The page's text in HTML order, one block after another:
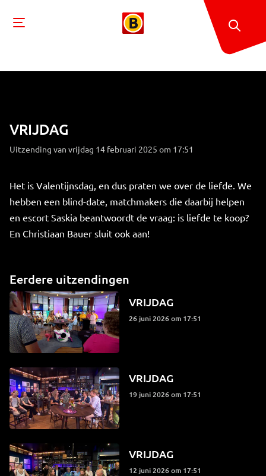
VRIJDAG
Uitzending van vrijdag 14 februari 2025 om 17:51
Het is Valentijnsdag, en dus praten we over de liefde. We
hebben een blind-date, matchmakers die daarbij helpen
en escort Saskia beantwoordt de vraag: is liefde te koop?
En Christiaan Bauer sluit ook aan!
Eerdere uitzendingen
VRIJDAG
26 juni 2026 om 17:51
VRIJDAG
19 juni 2026 om 17:51
VRIJDAG
12 juni 2026 om 17:51